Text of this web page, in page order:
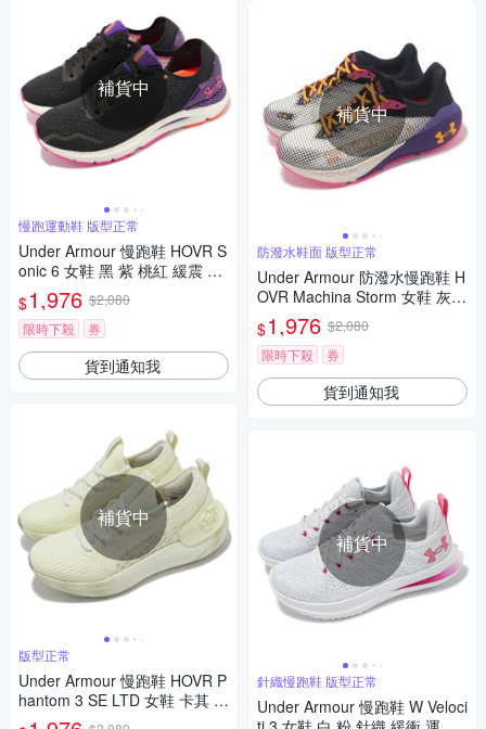
補貨中
慢跑運動鞋 版型正常
Under Armour 慢跑鞋 HOVR S
onic 6 女鞋 黑 紫 桃紅 緩震 透
氣 運動鞋 UA 3026128002
$1,976 $2,080
限時下殺
券
貨到通知我
補貨中
版型正常
Under Armour 慢跑鞋 HOVR P
hantom 3 SE LTD 女鞋 卡其 針
織 緩衝 運動鞋 UA 302729010
補貨中
防潑水鞋面 版型正常
Under Armour 防潑水慢跑鞋 H
OVR Machina Storm 女鞋 灰黑
紫 運動鞋 UA 3026551300
$1,976 $2,080
限時下殺
券
貨到通知我
補貨中
針織慢跑鞋 版型正常
Under Armour 慢跑鞋 W Veloci